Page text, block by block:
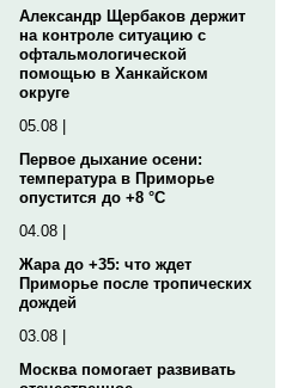
Александр Щербаков держит
на контроле ситуацию с
офтальмологической
помощью в Ханкайском
округе
05.08 |
Первое дыхание осени:
температура в Приморье
опустится до +8 °C
04.08 |
Жара до +35: что ждет
Приморье после тропических
дождей
03.08 |
Москва помогает развивать